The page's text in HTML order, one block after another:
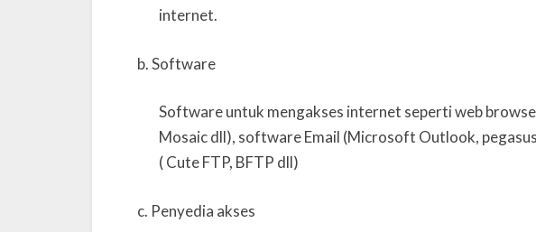
internet.
b.Software
Software untuk mengakses internet seperti web
Mosaic dll), software Email (Microsoft Outlook,
( Cute FTP, BFTP dll)
c. Penyedia akses